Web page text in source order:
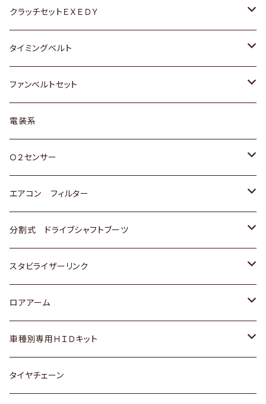
マツダ
三菱
スバル
日野
アストロ（シボレー）
クライスラー
日産
ダイハツ
マツダ
三菱
スバル
日産
ホンダ
マツダ
ホンダ
スズキ
ダイハツ
マツダ
三菱
スバル
クラッチセットＥＸＥＤＹ
ホンダ
スズキ
日産
ダイハツ
マツダ
三菱
スバル
タイミングベルト
トヨタ
スズキ
ダイハツ
三菱
スバル
ファンベルトセット
トヨタ
ホンダ
スズキ
日産
いすゞ
ダイハツ
マツダ
三菱
電装系
Ｏ２センサー
トヨタ
ホンダ
スズキ
日産
ダイハツ
マツダ
エアコン フィルター
トヨタ
ホンダ
スズキ
日産
いすゞ
分割式 ドライブシャフトブーツ
トヨタ
ホンダ
スズキ
日産
スタビライザーリンク
トヨタ
ホンダ
スズキ
ロアアーム
ホンダ
スズキ
車種別専用ＨＩＤキット
トヨタ
タイヤチェーン